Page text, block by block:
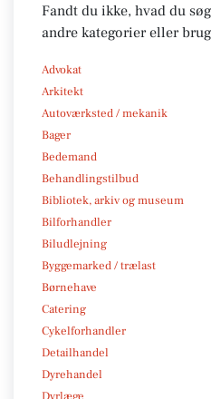
Fandt du ikke, hvad du
andre kategorier eller
Advokat
Arkitekt
Autoværksted / mekanik
Bager
Bedemand
Behandlingstilbud
Bibliotek, arkiv og museum
Bilforhandler
Biludlejning
Byggemarked / trælast
Børnehave
Catering
Cykelforhandler
Detailhandel
Dyrehandel
Dyrlæge